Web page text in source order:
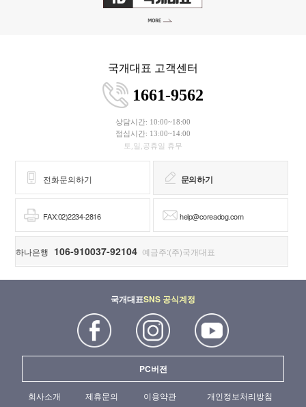
국개대표 고객센터
1661-9562
상담시간: 10:00~18:00
점심시간: 13:00~14:00
토,일,공휴일 휴무
전화문의하기 문의하기
FAX:02)2234-2816 help@coreadog.com
하나은행 106-910037-92104 예금주:(주)국개대표
국개대표SNS 공식계정
PC버전
회사소개 제휴문의 이용약관 개인정보처리방침